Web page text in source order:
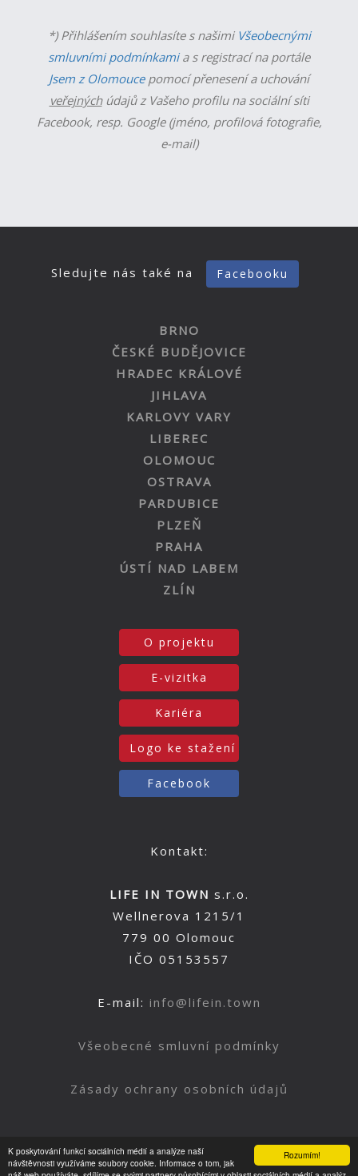
Rozumím!
K poskytování funkcí sociálních médií a analýze naší
návštěvnosti využíváme soubory cookie. Informace o tom, jak
*) Přihlášením souhlasíte s našimi Všeobecnými
smluvními podmínkamia s registrací na portále
Jsem z Olomoucepomocí přenesení a uchování
veřejnýchúdajů z Vašeho profilu na sociální síti
Facebook, resp. Google (jméno, profilová fotografie,
e-mail)
Sledujte nás také na Facebooku
BRNO
ČESKÉ BUDĚJOVICE
HRADEC KRÁLOVÉ
JIHLAVA
KARLOVY VARY
LIBEREC
OLOMOUC
OSTRAVA
PARDUBICE
PLZEŇ
PRAHA
ÚSTÍ NAD LABEM
ZLÍN
O projektu
E-vizitka
Kariéra
Logo ke stažení
Facebook
Kontakt:
LIFE IN TOWN s.r.o.
Wellnerova 1215/1
779 00 Olomouc
IČO 05153557
E-mail: info@lifein.town
Všeobecné smluvní podmínky
Zásady ochrany osobních údajů
Nahoru